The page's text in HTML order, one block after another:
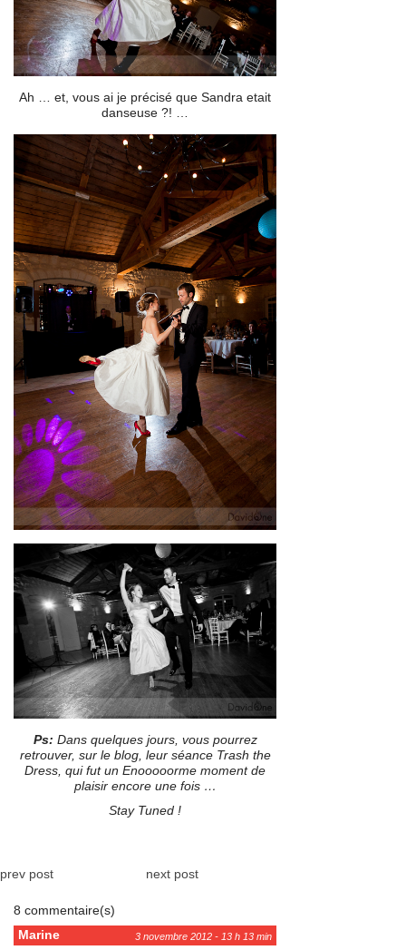
Ah … et, vous ai je précisé que Sandra etait
danseuse ?! …
Ps: Dans quelques jours, vous pourrez
retrouver, sur le blog, leur séance Trash the
Dress, qui fut un Enooooorme moment de
plaisir encore une fois …
Stay Tuned !
prev post next post
8 commentaire(s)
Marine
3 novembre 2012 - 13 h 13 min